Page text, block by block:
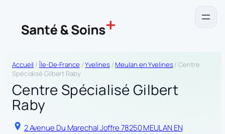
Accueil /Île-De-France /Yvelines/Meulan en Yvelines/ Centre
Spécialisé Gilbert Raby
Centre Spécialisé Gilbert
Raby
2 Avenue Du Marechal Joffre 78250 MEULAN EN